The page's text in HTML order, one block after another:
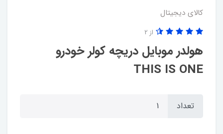
کالای دیجیتال
هولدر موبایل دریچه کولر خودرو
THIS IS ONE
از 2
تعداد